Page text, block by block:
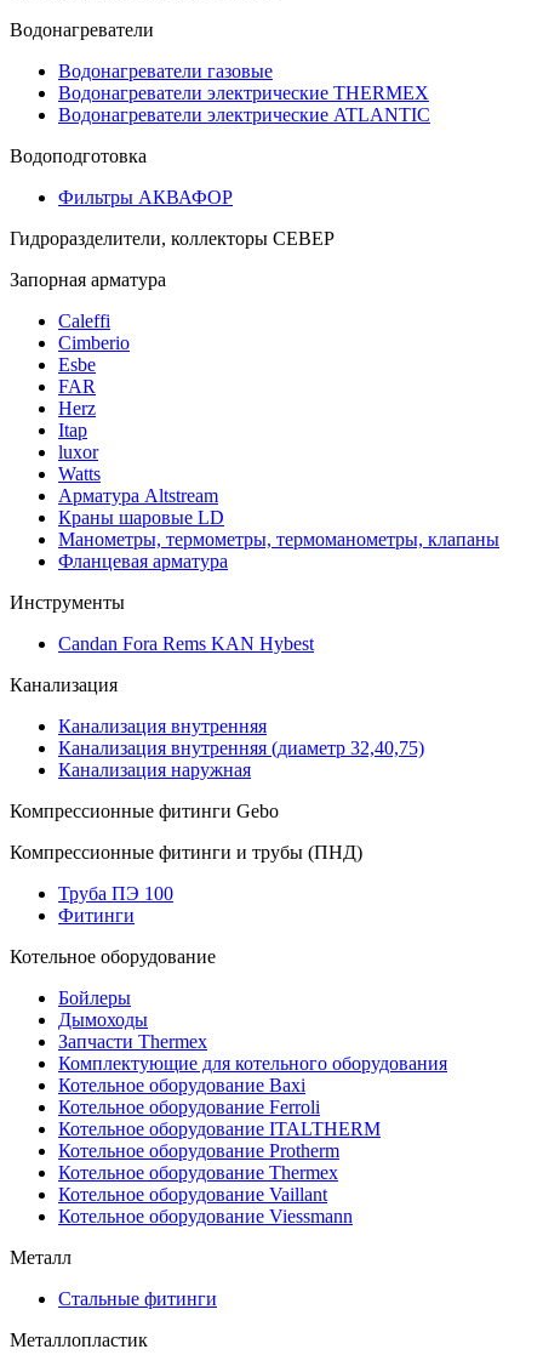
Водонагреватели
Водонагреватели газовые
Водонагреватели электрические THERMEX
Водонагреватели электрические ATLANTIC
Водоподготовка
Фильтры АКВАФОР
Гидроразделители, коллекторы СЕВЕР
Запорная арматура
Caleffi
Cimberio
Esbe
FAR
Herz
Itap
luxor
Watts
Арматура Altstream
Краны шаровые LD
Манометры, термометры, термоманометры, клапаны
Фланцевая арматура
Инструменты
Candan Fora Rems KAN Hybest
Канализация
Канализация внутренняя
Канализация внутренняя (диаметр 32,40,75)
Канализация наружная
Компрессионные фитинги Gebo
Компрессионные фитинги и трубы (ПНД)
Труба ПЭ 100
Фитинги
Котельное оборудование
Бойлеры
Дымоходы
Запчасти Thermex
Комплектующие для котельного оборудования
Котельное оборудование Baxi
Котельное оборудование Ferroli
Котельное оборудование ITALTHERM
Котельное оборудование Protherm
Котельное оборудование Thermex
Котельное оборудование Vaillant
Котельное оборудование Viessmann
Металл
Стальные фитинги
Металлопластик